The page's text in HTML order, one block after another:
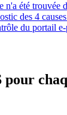
n'a été trouvée
des 4
du portail